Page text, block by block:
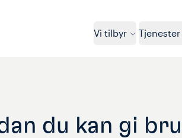
Vi tilbyr Tjenester
du kan gi